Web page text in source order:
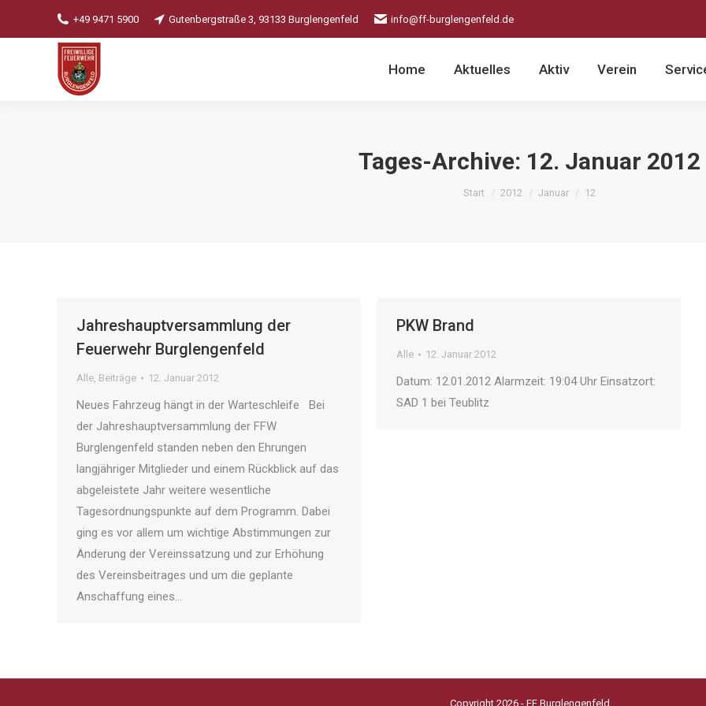
+49 9471 5900 Gutenbergstraße 3, 93133 Burglengenfeld info@ff-burglengenfeld.de
Home Aktuelles Aktiv Verein
Tages-Archive: 12. Januar 2012
Sie befinden sich hier:
Start 2012 Januar 12
Jahreshauptversammlung der
Feuerwehr Burglengenfeld
Alle, Beiträge 12. Januar 2012
Neues Fahrzeug hängt in der Warteschleife Bei
der Jahreshauptversammlung der FFW
Burglengenfeld standen neben den Ehrungen
langjähriger Mitglieder und einem Rückblick auf das
abgeleistete Jahr weitere wesentliche
Tagesordnungspunkte auf dem Programm. Dabei
ging es vor allem um wichtige Abstimmungen zur
Änderung der Vereinssatzung und zur Erhöhung
des Vereinsbeitrages und um die geplante
Anschaffung eines…
PKW Brand
Alle 12. Januar 2012
Datum: 12.01.2012 Alarmzeit: 19:04 Uhr Einsatzort:
SAD 1 bei Teublitz
Copyright 2026 - FF Burglengenfeld